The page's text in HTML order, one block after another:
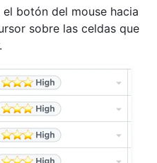
botón del mouse hacia
sobre las celdas que